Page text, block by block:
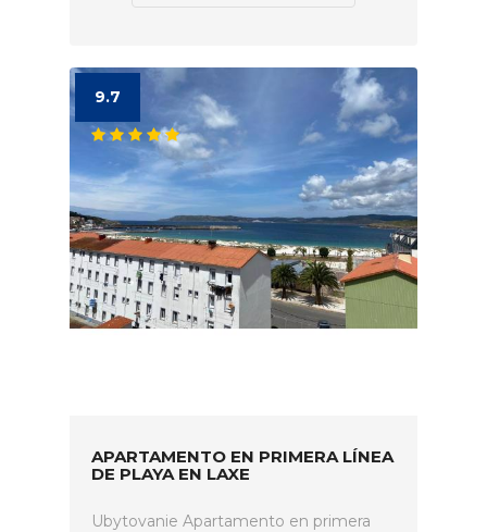
9.7
APARTAMENTO EN PRIMERA LÍNEA
DE PLAYA EN LAXE
Ubytovanie Apartamento en primera